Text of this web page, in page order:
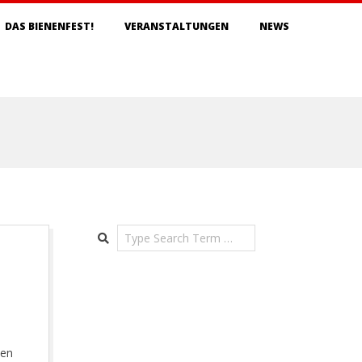
DAS BIENENFEST! VERANSTALTUNGEN NEWS
Search